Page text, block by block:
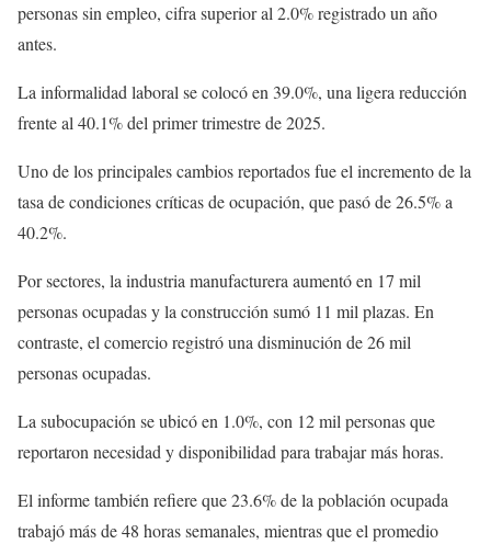
personas sin empleo, cifra superior al 2.0% registrado un año
antes.
La informalidad laboral se colocó en 39.0%, una ligera reducción
frente al 40.1% del primer trimestre de 2025.
Uno de los principales cambios reportados fue el incremento de la
tasa de condiciones críticas de ocupación, que pasó de 26.5% a
40.2%.
Por sectores, la industria manufacturera aumentó en 17 mil
personas ocupadas y la construcción sumó 11 mil plazas. En
contraste, el comercio registró una disminución de 26 mil
personas ocupadas.
La subocupación se ubicó en 1.0%, con 12 mil personas que
reportaron necesidad y disponibilidad para trabajar más horas.
El informe también refiere que 23.6% de la población ocupada
trabajó más de 48 horas semanales, mientras que el promedio